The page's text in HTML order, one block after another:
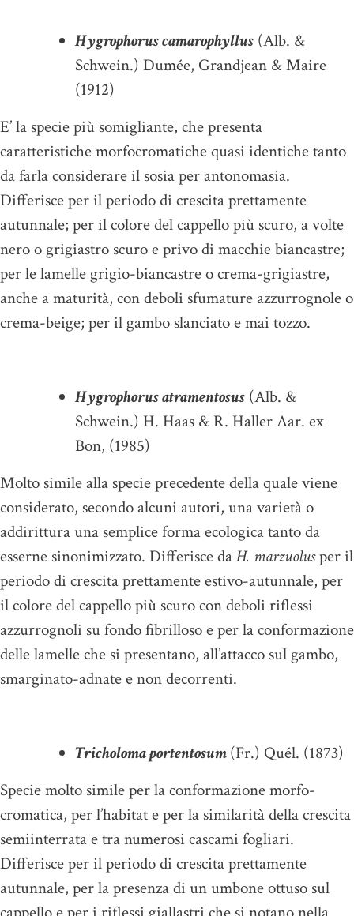
Hygrophorus camarophyllus (Alb. &
Schwein.) Dumée, Grandjean & Maire
(1912)
E’ la specie più somigliante, che presenta
caratteristiche morfocromatiche quasi identiche tanto
da farla considerare il sosia per antonomasia.
Differisce per il periodo di crescita prettamente
autunnale; per il colore del cappello più scuro, a volte
nero o grigiastro scuro e privo di macchie biancastre;
per le lamelle grigio-biancastre o crema-grigiastre,
anche a maturità, con deboli sfumature azzurrognole o
crema-beige; per il gambo slanciato e mai tozzo.
Hygrophorus atramentosus (Alb. &
Schwein.) H. Haas & R. Haller Aar. ex
Bon, (1985)
Molto simile alla specie precedente della quale viene
considerato, secondo alcuni autori, una varietà o
addirittura una semplice forma ecologica tanto da
esserne sinonimizzato. Differisce daH. marzuolusper il
periodo di crescita prettamente estivo-autunnale, per
il colore del cappello più scuro con deboli riflessi
azzurrognoli su fondo fibrilloso e per la conformazione
delle lamelle che si presentano, all’attacco sul gambo,
smarginato-adnate e non decorrenti.
Tricholoma portentosum(Fr.) Quél. (1873)
Specie molto simile per la conformazione morfo-
cromatica, per l’habitat e per la similarità della crescita
semiinterrata e tra numerosi cascami fogliari.
Differisce per il periodo di crescita prettamente
autunnale, per la presenza di un umbone ottuso sul